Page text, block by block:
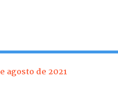
agosto de 2021